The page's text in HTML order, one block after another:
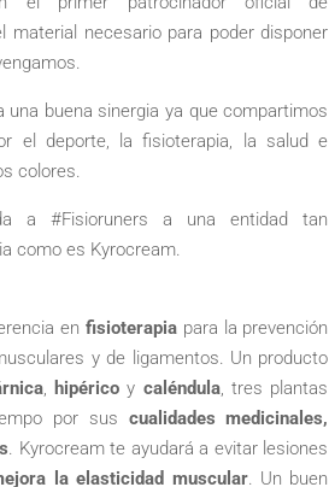
material necesario para poder disponer
una buena sinergia ya que compartimos
el deporte, la fisioterapia, la salud e
colores.
a #Fisioruners a una entidad tan
como es Kyrocream.
en fisioterapiapara la prevención
y de ligamentos. Un producto
, hipérico y caléndula, tres plantas
por sus cualidades medicinales,
. Kyrocream te ayudará a evitar lesiones
la elasticidad muscular. Un buen